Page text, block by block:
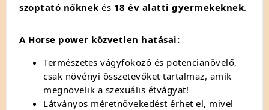
szoptató nőknek és 18 év alatti gyermekeknek.
A Horse power közvetlen hatásai:
Természetes vágyfokozó és potencianövelő,
csak növényi összetevőket tartalmaz, amik
megnövelik a szexuális étvágyat!
Látványos méretnövekedést érhet el, mivel